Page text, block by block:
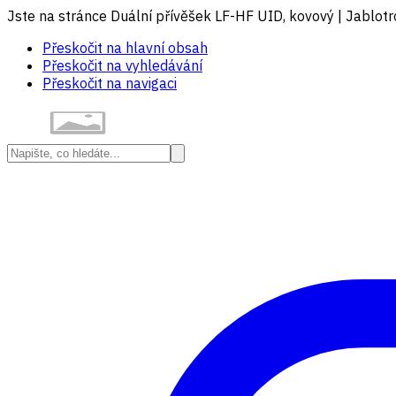
Jste na stránce Duální přívěšek LF-HF UID, kovový |
Přeskočit na hlavní obsah
Přeskočit na vyhledávání
Přeskočit na navigaci